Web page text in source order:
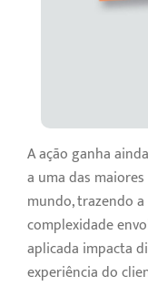
A ação ganha
a uma das
mundo, trazendo
complexidade
aplicada impacta
experiência do